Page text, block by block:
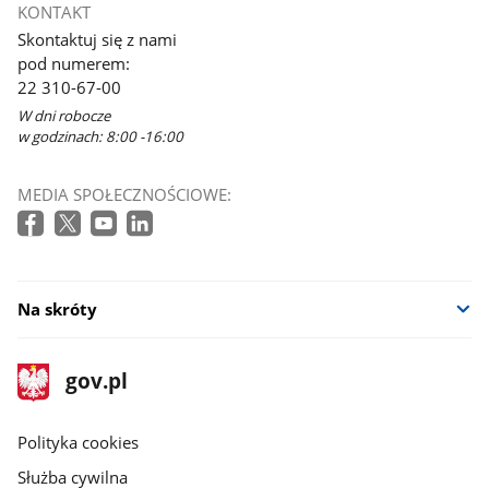
KONTAKT
Skontaktuj się z nami
pod numerem:
22 310-67-00
W dni robocze
w godzinach: 8:00 -16:00
MEDIA SPOŁECZNOŚCIOWE:
Na skróty
stopka
gov.pl
Strona
gov.pl
gov.pl
Polityka cookies
Służba cywilna